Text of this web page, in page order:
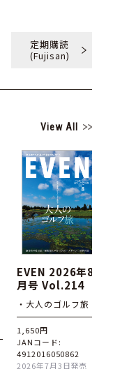
定期購読
(Fujisan)
View All
EVEN 2026年8
月号 Vol.214
・大人のゴルフ旅
1,650円
JANコード:
4912016050862
2026年7月3日発売